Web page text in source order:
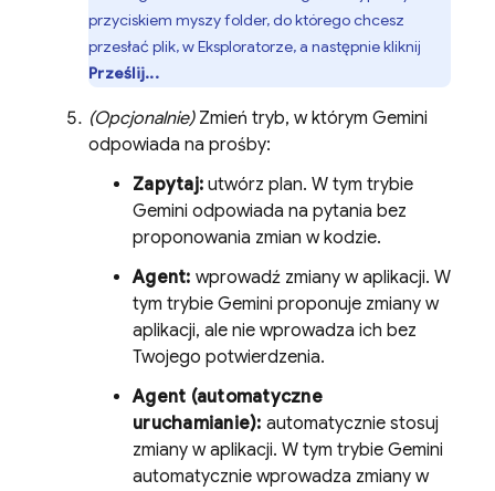
przyciskiem myszy folder, do którego chcesz
przesłać plik, w Eksploratorze, a następnie kliknij
Prześlij...
(Opcjonalnie)Zmień tryb, w którym Gemini
odpowiada na prośby:
Zapytaj: utwórz plan. W tym trybie
Gemini odpowiada na pytania bez
proponowania zmian w kodzie.
Agent: wprowadź zmiany w aplikacji. W
tym trybie Gemini proponuje zmiany w
aplikacji, ale nie wprowadza ich bez
Twojego potwierdzenia.
Agent (automatyczne
uruchamianie): automatycznie stosuj
zmiany w aplikacji. W tym trybie Gemini
automatycznie wprowadza zmiany w